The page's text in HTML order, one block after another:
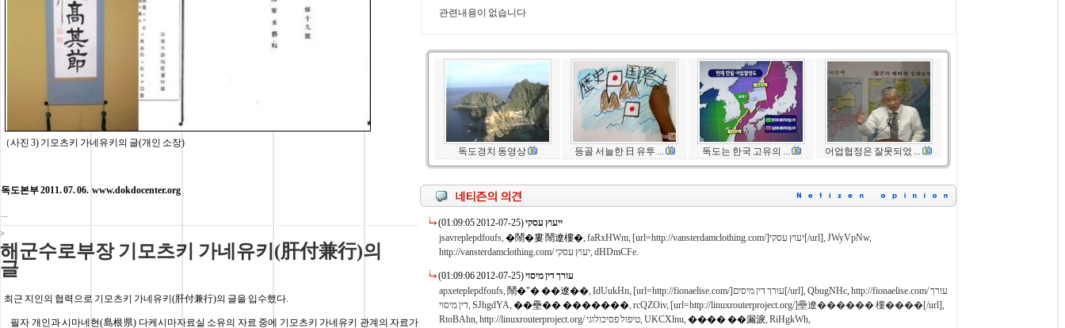
（사진 3) 기모츠키 가네유키의 글(개인 소장)
독도본부 2011. 07. 06. www.dokdocenter.org
...
>
해군수로부장 기모츠키 가네유키(肝付兼行)의
글
최근 지인의 협력으로 기모츠키 가네유키(肝付兼行)의 글을 입수했다.
필자 개인과 시마네현(島根県) 다케시마자료실 소유의 자료 중에 기모츠키 가네유키 관계의 자료가
관련내용이 없습니다
독도경치 동영상 등골 서늘한 日 유투 ... 독도는 한국 고유의 ... 어업협정은 잘못되었 ...
ייעוץ עסקי
jsavreplepdfoufs, �鬧�婁 鬧遼樓�, faRxHWm, [url=http://vansterdamclothing.com/]יעוץ עסקי[/url], JWyVpNw,
http://vansterdamclothing.com/ יעוץ עסקי, dHDmCFe.
עורך דין מיסוי
apxeteplepdfoufs, 鬧�"� ��遼��, IdUukHn, [url=http://fionaelise.com/]עורך דין מיסים[/url], QbugNHc, http://fionaelise.com/ עורך
דין מיסוי, SJhgdYA, ��壘�� �������, rcQZOiv, [url=http://linuxrouterproject.org/]壘遼������ 樓����[/url],
RtoBAhn, http://linuxrouterproject.org/ טיפול פסיכולוגי, UKCXlnu, ���� ��漏淚, RiHgkWh,